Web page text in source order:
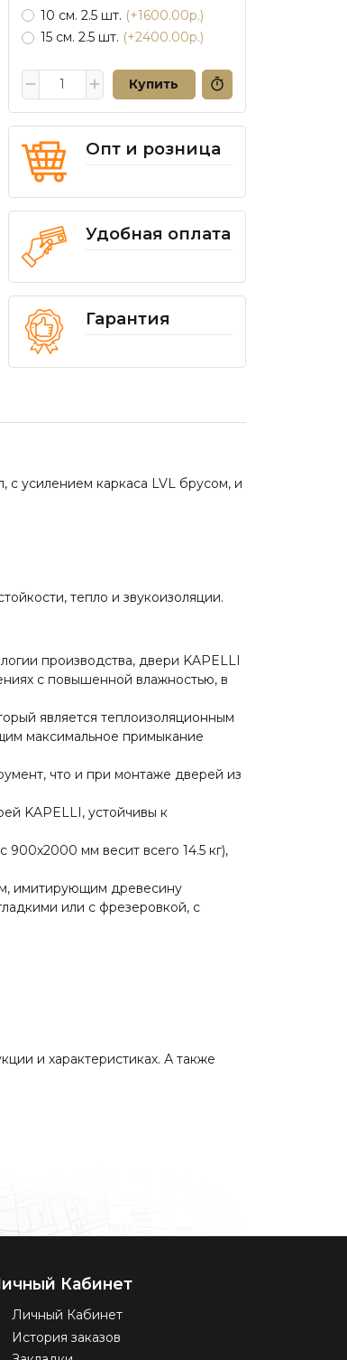
10 см. 2.5 шт. (+1600.00р.)
15 см. 2.5 шт. (+2400.00р.)
Купить
Опт и розница
Удобная оплата
Гарантия
с усилением каркаса LVL брусом, и
тепло и звукоизоляции.
производства, двери KAPELLI
с повышенной влажностью, в
является теплоизоляционным
максимальное примыкание
что и при монтаже дверей из
KAPELLI, устойчивы к
900х2000 мм весит всего 14.5 кг),
имитирующим древесину
или с фрезеровкой, с
и характеристиках. А также
Кабинет
Личный Кабинет
История заказов